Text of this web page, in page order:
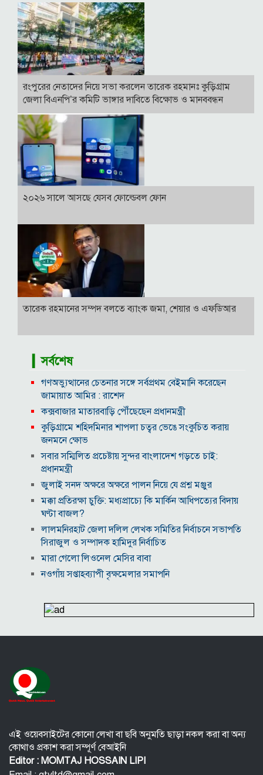
রংপুরের নেতাদের নিয়ে সভা করলেন তারেক রহমানঃ কুড়িগ্রাম
জেলা বিএনপি’র কমিটি ভাঙ্গার দাবিতে বিক্ষোভ ও মানববন্ধন
২০২৬ সালে আসছে যেসব ফোল্ডেবল ফোন
তারেক রহমানের সম্পদ বলতে ব্যাংক জমা, শেয়ার ও এফডিআর
▎সর্বশেষ
গণঅভ্যুত্থানের চেতনার সঙ্গে সর্বপ্রথম বেইমানি করেছেন
জামায়াত আমির : রাশেদ
কক্সবাজার মাতারবাড়ি পৌঁছেছেন প্রধানমন্ত্রী
কুড়িগ্রামে শহিদমিনার শাপলা চত্বর ভেঙে সংকুচিত করায়
জনমনে ক্ষোভ
সবার সম্মিলিত প্রচেষ্টায় সুন্দর বাংলাদেশ গড়তে চাই:
প্রধানমন্ত্রী
জুলাই সনদ অক্ষরে অক্ষরে পালন নিয়ে যে প্রশ্ন মঞ্জুর
মক্কা প্রতিরক্ষা চুক্তি: মধ্যপ্রাচ্যে কি মার্কিন আধিপত্যের বিদায়
ঘণ্টা বাজল?
‎লালমনিরহাট জেলা দলিল লেখক সমিতির নির্বাচনে সভাপতি
সিরাজুল ও সম্পাদক হামিদুর নির্বাচিত
মারা গেলো লিওনেল মেসির বাবা
নওগাঁয় সপ্তাহব্যাপী বৃক্ষমেলার সমাপনি
অবশেষে আলভারেজের ভবিষ্যৎ নিয়ে মুখ খুললেন সিমিওনে
পরকীয়া ও অর্থ কেলেঙ্কারির অভিযোগে চাপে ফিফা প্রধান
কাজের ঘণ্টা নয়, উৎপাদনশীলতাই হোক জাতীয় সমৃদ্ধির
মাপকাঠি
এই ওয়েবসাইটের কোনো লেখা বা ছবি অনুমতি ছাড়া নকল করা বা অন্য
কোথাও প্রকাশ করা সম্পূর্ণ বেআইনি
Editor : MOMTAJ HOSSAIN LIPI